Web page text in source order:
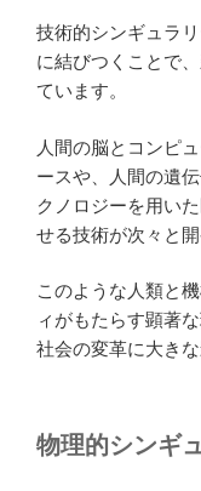
技術的シンギュラ
に結びつくことで
ています。
人間の脳とコンピ
ースや、人間の遺
クノロジーを用い
せる技術が次々と開
このような人類と
ィがもたらす顕著
社会の変革に大き
物理的シンギ